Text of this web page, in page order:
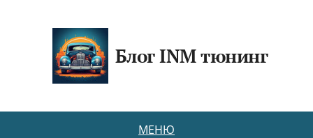
Блог INM тюнинг
МЕНЮ